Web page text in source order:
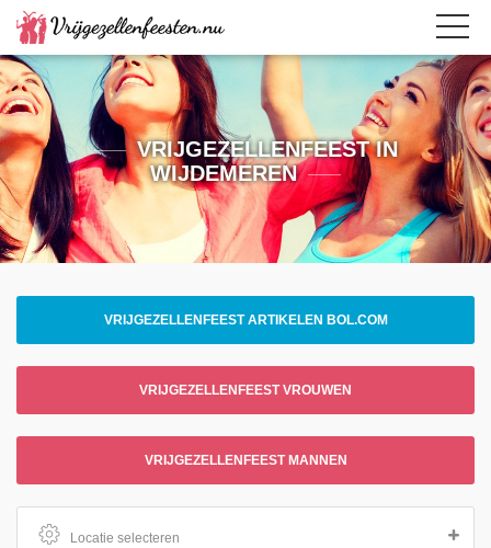
VRIJGEZELLENFEEST IN
WIJDEMEREN
VRIJGEZELLENFEEST ARTIKELEN BOL.COM
VRIJGEZELLENFEEST VROUWEN
VRIJGEZELLENFEEST MANNEN
Locatie selecteren